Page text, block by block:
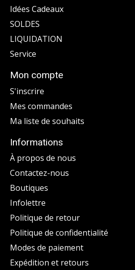
Idées Cadeaux
SOLDES
LIQUIDATION
Service
Mon compte
S'inscrire
Mes commandes
Ma liste de souhaits
Informations
À propos de nous
Contactez-nous
Boutiques
Infolettre
Politique de retour
Politique de confidentialité
Modes de paiement
Expédition et retours